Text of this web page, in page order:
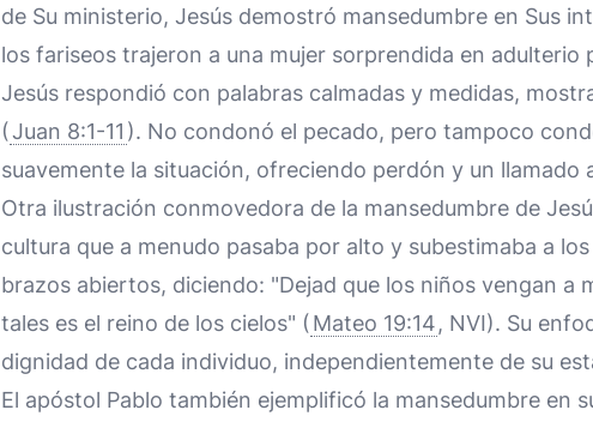
de Su ministerio, Jesús demostró mansedumbre en Sus
los fariseos trajeron a una mujer sorprendida en adulterio
Jesús respondió con palabras calmadas y medidas,
(Juan 8:1-11 ). No condonó el pecado, pero tampoco
suavemente la situación, ofreciendo perdón y un llamado
Otra ilustración conmovedora de la mansedumbre de
cultura que a menudo pasaba por alto y subestimaba a
brazos abiertos, diciendo: "Dejad que los niños vengan a
tales es el reino de los cielos" ( Mateo 19:14, NVI). Su
dignidad de cada individuo, independientemente de su
El apóstol Pablo también ejemplificó la mansedumbre en